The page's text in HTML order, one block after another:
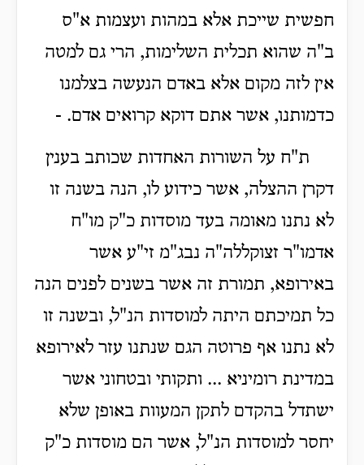
חפשית שייכת אלא במהות ועצמות א"ס
ב"ה שהוא תכלית השלימות, הרי גם למטה
אין לזה מקום אלא באדם הנעשה בצלמנו
כדמותנו, אשר אתם דוקא קרואים אדם. -
ת"ח על השורות האחדות שכותב בענין
דקרן ההצלה, אשר כידוע לו, הנה בשנה זו
לא נתנו מאומה בעד מוסדות כ"ק מו"ח
אדמו"ר זצוקללה"ה נבג"מ זי"ע אשר
באירופא, תמורת זה אשר בשנים לפנים הנה
כל תמיכתם היתה למוסדות הנ"ל, ובשנה זו
לא נתנו אף פרוטה הגם שנתנו עזר לאירופא
במדינת רומיניא ... ותקותי ובטחוני אשר
ישתדל בהקדם לתקן המעוות באופן שלא
יחסר למוסדות הנ"ל, אשר הם מוסדות כ"ק